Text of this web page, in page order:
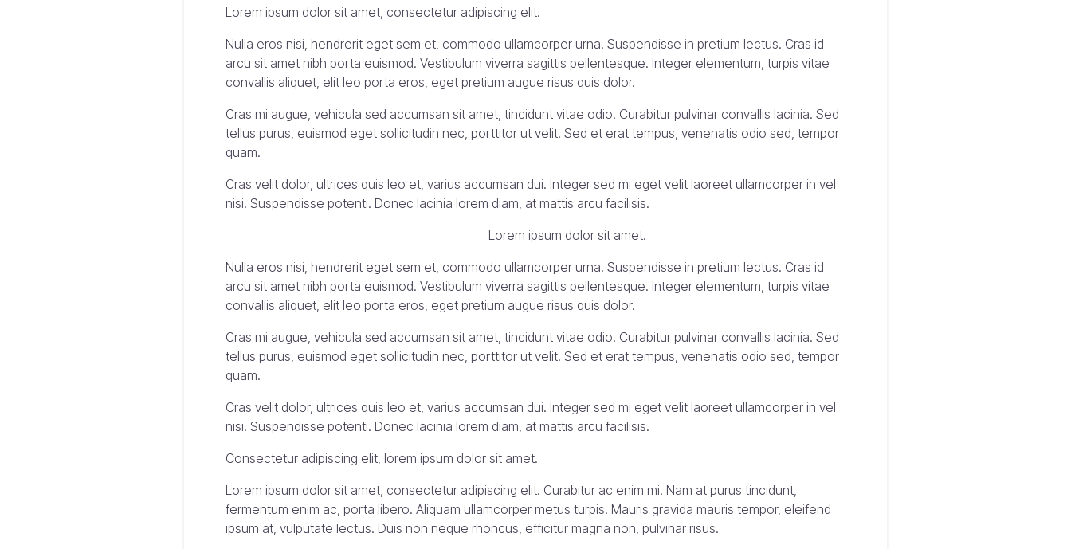
Lorem ipsum dolor sit amet, consectetur adipiscing elit.
Nulla eros nisi, hendrerit eget sem et, commodo ullamcorper urna. Suspendisse in pretium lectus. Cras id
arcu sit amet nibh porta euismod. Vestibulum viverra sagittis pellentesque. Integer elementum, turpis vitae
convallis aliquet, elit leo porta eros, eget pretium augue risus quis dolor.
Cras mi augue, vehicula sed accumsan sit amet, tincidunt vitae odio. Curabitur pulvinar convallis lacinia. Sed
tellus purus, euismod eget sollicitudin nec, porttitor ut velit. Sed et erat tempus, venenatis odio sed, tempor
quam.
Cras velit dolor, ultrices quis leo et, varius accumsan dui. Integer sed mi eget velit laoreet ullamcorper in vel
nisi. Suspendisse potenti. Donec lacinia lorem diam, at mattis arcu facilisis.
Lorem ipsum dolor sit amet.
Nulla eros nisi, hendrerit eget sem et, commodo ullamcorper urna. Suspendisse in pretium lectus. Cras id
arcu sit amet nibh porta euismod. Vestibulum viverra sagittis pellentesque. Integer elementum, turpis vitae
convallis aliquet, elit leo porta eros, eget pretium augue risus quis dolor.
Cras mi augue, vehicula sed accumsan sit amet, tincidunt vitae odio. Curabitur pulvinar convallis lacinia. Sed
tellus purus, euismod eget sollicitudin nec, porttitor ut velit. Sed et erat tempus, venenatis odio sed, tempor
quam.
Cras velit dolor, ultrices quis leo et, varius accumsan dui. Integer sed mi eget velit laoreet ullamcorper in vel
nisi. Suspendisse potenti. Donec lacinia lorem diam, at mattis arcu facilisis.
Consectetur adipiscing elit, lorem ipsum dolor sit amet.
Lorem ipsum dolor sit amet, consectetur adipiscing elit. Curabitur ac enim mi. Nam at purus tincidunt,
fermentum enim ac, porta libero. Aliquam ullamcorper metus turpis. Mauris gravida mauris tempor, eleifend
ipsum at, vulputate lectus. Duis non neque rhoncus, efficitur magna non, pulvinar risus.